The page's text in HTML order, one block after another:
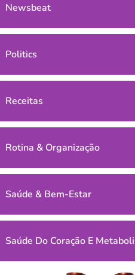
Newsbeat
Politics
Receitas
Rotina & Organização
Saúde & Bem-Estar
Saúde Do Coração E